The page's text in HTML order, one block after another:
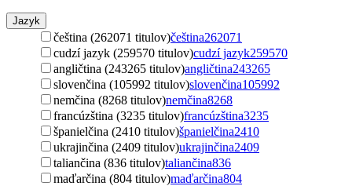
Jazyk
čeština (262071 titulov)čeština262071
cudzí jazyk (259570 titulov)cudzí jazyk259570
angličtina (243265 titulov)angličtina243265
slovenčina (105992 titulov)slovenčina105992
nemčina (8268 titulov)nemčina8268
francúzština (3235 titulov)francúzština3235
španielčina (2410 titulov)španielčina2410
ukrajinčina (2409 titulov)ukrajinčina2409
taliančina (836 titulov)taliančina836
maďarčina (804 titulov)maďarčina804